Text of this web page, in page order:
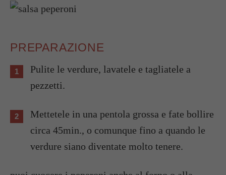
PREPARAZIONE
Pulite le verdure, lavatele e tagliatele a
pezzetti.
Mettetele in una pentola grossa e fate bollire
circa 45min., o comunque fino a quando le
verdure siano diventate molto tenere.